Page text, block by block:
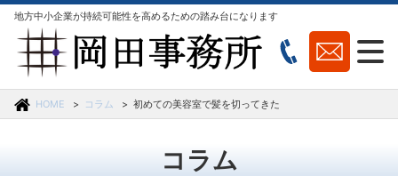
地方中小企業が持続可能性を高めるための踏み台になります
HOME コラム 初めての美容室で髪を切ってきた
コラム